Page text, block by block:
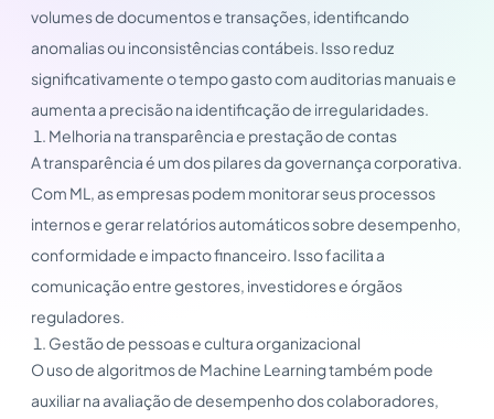
volumes de documentos e transações, identificando
anomalias ou inconsistências contábeis. Isso reduz
significativamente o tempo gasto com auditorias manuais e
aumenta a precisão na identificação de irregularidades.
Melhoria na transparência e prestação de contas
A transparência é um dos pilares da governança corporativa.
Com ML, as empresas podem monitorar seus processos
internos e gerar relatórios automáticos sobre desempenho,
conformidade e impacto financeiro. Isso facilita a
comunicação entre gestores, investidores e órgãos
reguladores.
Gestão de pessoas e cultura organizacional
O uso de algoritmos de Machine Learning também pode
auxiliar na avaliação de desempenho dos colaboradores,